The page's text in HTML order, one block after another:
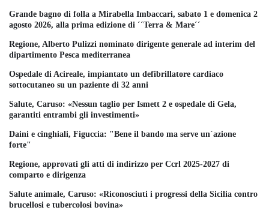
Grande bagno di folla a Mirabella Imbaccari, sabato 1 e domenica 2
agosto 2026, alla prima edizione di ´´Terra & Mare´´
Regione, Alberto Pulizzi nominato dirigente generale ad interim del
dipartimento Pesca mediterranea
Ospedale di Acireale, impiantato un defibrillatore cardiaco
sottocutaneo su un paziente di 32 anni
Salute, Caruso: «Nessun taglio per Ismett 2 e ospedale di Gela,
garantiti entrambi gli investimenti»
Daini e cinghiali, Figuccia: "Bene il bando ma serve un´azione
forte"
Regione, approvati gli atti di indirizzo per Ccrl 2025-2027 di
comparto e dirigenza
Salute animale, Caruso: «Riconosciuti i progressi della Sicilia contro
brucellosi e tubercolosi bovina»